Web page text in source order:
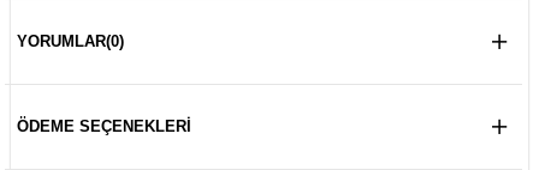
YORUMLAR(0)
ÖDEME SEÇENEKLERI